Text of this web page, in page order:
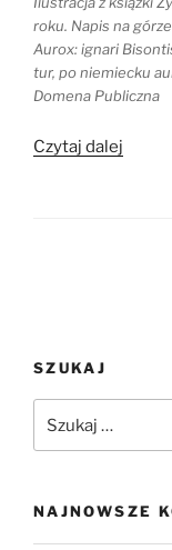
roku. Napis na
Aurox: ignari
tur, po niemiecku
Domena Publiczna
Czytaj dalej
SZUKAJ
NAJNOWSZE